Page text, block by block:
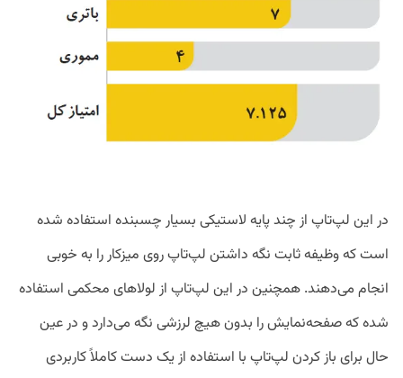
در این لپ‌تاپ از چند پایه لاستیکی بسیار چسبنده استفاده شده
است که وظیفه ثابت نگه‌ داشتن لپ‌تاپ روی میزکار را به خوبی
انجام می‌دهند. همچنین در این لپ‌تاپ از لولاهای محکمی استفاده
شده که صفحه‌نمایش را بدون هیچ لرزشی نگه می‌دارد و در عین‌
حال برای باز کردن لپ‌تاپ با استفاده از یک دست کاملاً کاربردی